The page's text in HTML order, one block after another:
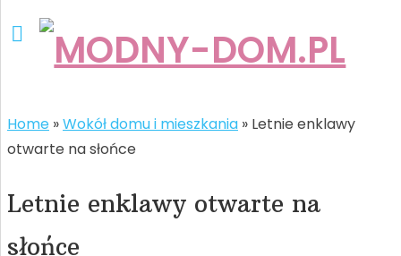
Home »Wokół domu i mieszkania » Letnie enklawy
otwarte na słońce
Letnie enklawy otwarte na
słońce